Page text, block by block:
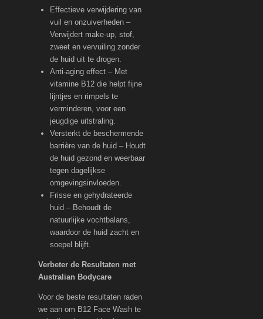
Effectieve verwijdering van
vuil en onzuiverheden –
Verwijdert make-up, stof,
zweet en vervuiling zonder
de huid uit te drogen.
Anti-aging effect – Met
vitamine B12 die helpt fijne
lijntjes en rimpels te
verminderen, voor een
jeugdige uitstraling.
Versterkt de beschermende
barrière van de huid – Houdt
de huid gezond en weerbaar
tegen dagelijkse
omgevingsinvloeden.
Frisse en gehydrateerde
huid – Behoudt de
natuurlijke vochtbalans,
waardoor de huid zacht en
soepel blijft.
Verbeter de Resultaten met
Australian Bodycare
Voor de beste resultaten raden
we aan om B12 Face Wash te